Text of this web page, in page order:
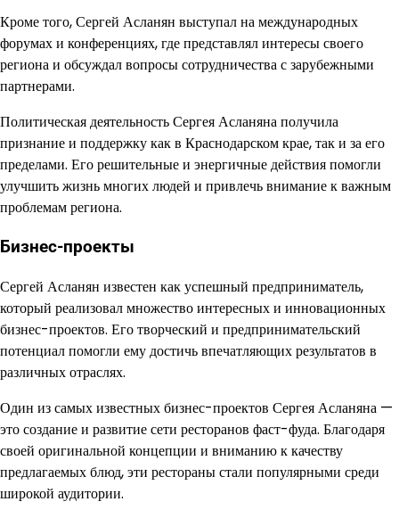
Кроме того, Сергей Асланян выступал на международных
форумах и конференциях, где представлял интересы своего
региона и обсуждал вопросы сотрудничества с зарубежными
партнерами.
Политическая деятельность Сергея Асланяна получила
признание и поддержку как в Краснодарском крае, так и за его
пределами. Его решительные и энергичные действия помогли
улучшить жизнь многих людей и привлечь внимание к важным
проблемам региона.
Бизнес-проекты
Сергей Асланян известен как успешный предприниматель,
который реализовал множество интересных и инновационных
бизнес-проектов. Его творческий и предпринимательский
потенциал помогли ему достичь впечатляющих результатов в
различных отраслях.
Один из самых известных бизнес-проектов Сергея Асланяна —
это создание и развитие сети ресторанов фаст-фуда. Благодаря
своей оригинальной концепции и вниманию к качеству
предлагаемых блюд, эти рестораны стали популярными среди
широкой аудитории.